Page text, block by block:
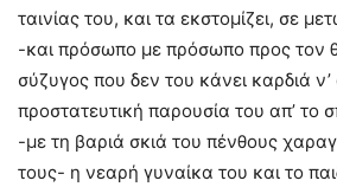
ταινίας του, και τα εκστομίζει, σε
-και πρόσωπο με πρόσωπο προς τον
σύζυγος που δεν του κάνει καρδιά
προστατευτική παρουσία του απ’ το
-με τη βαριά σκιά του πένθους
τους- η νεαρή γυναίκα του και το